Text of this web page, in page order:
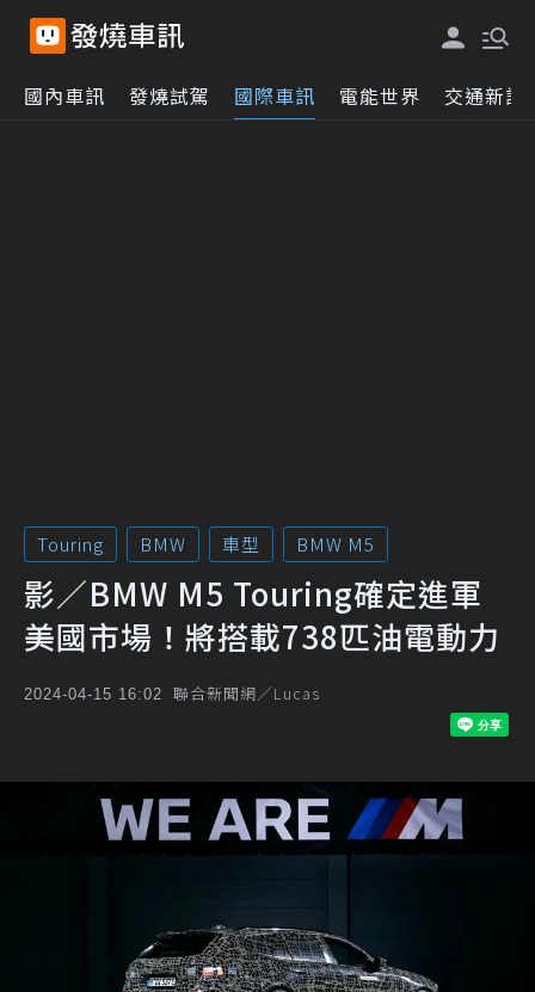
國內車訊 發燒試駕 國際車訊 電能世界 交通新訊
Touring BMW 車型 BMW M5
影／BMW M5 Touring確定進軍
美國市場！將搭載738匹油電動力
2024-04-15 16:02 聯合新聞網／Lucas